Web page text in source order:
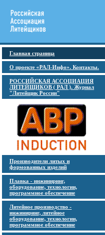
Главная страница
О проекте «РАЛ-Инфо». Контакты.
РОССИЙСКАЯ АССОЦИАЦИЯ
ЛИТЕЙЩИКОВ ( РАЛ ). Журнал
"Литейщик России"
Производители литых и
формованных изделий
Плавка - инжиниринг,
оборудование, технологии,
программное обеспечение
Литейное производство -
инжиниринг, литейное
оборудование, технологии,
программное обеспечение